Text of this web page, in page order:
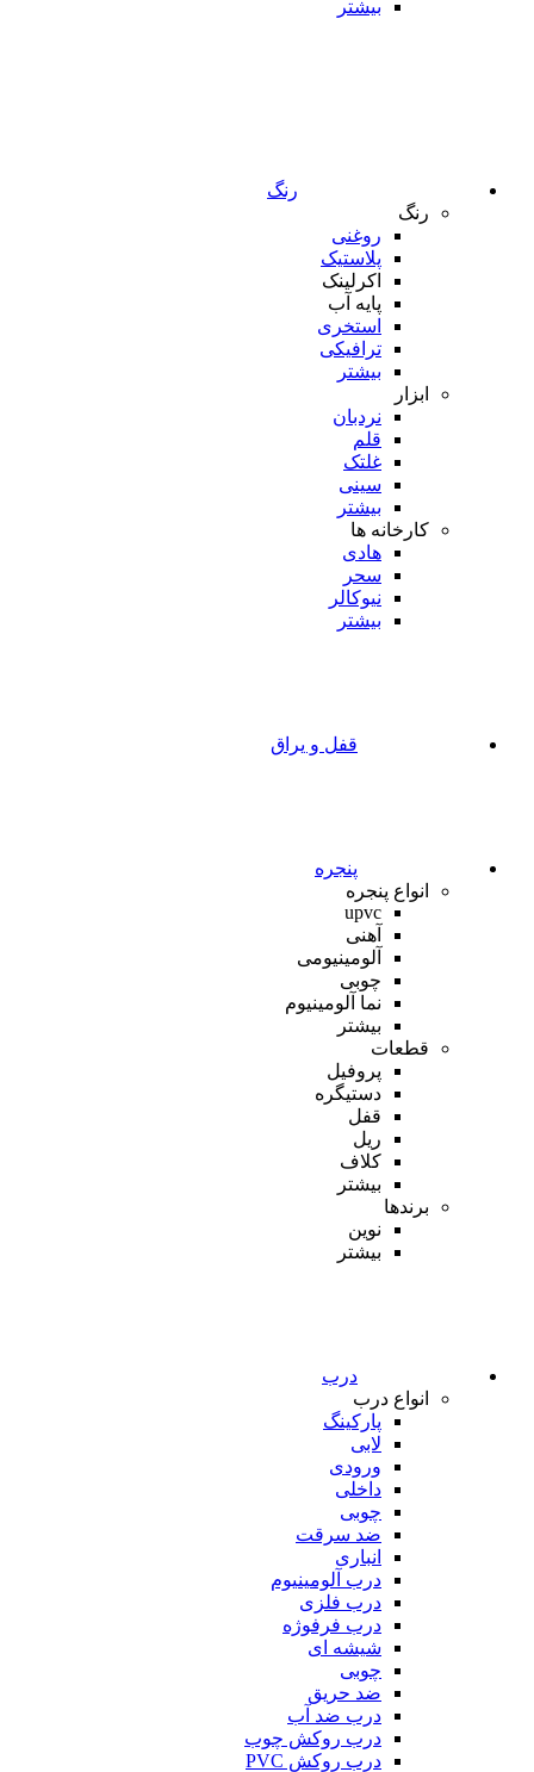
بیشتر
رنگ
رنگ
روغنی
پلاستیک
اکرلینک
پایه آب
استخری
ترافیکی
بیشتر
ابزار
نردبان
قلم
غلتک
سینی
بیشتر
کارخانه ها
هادی
سحر
نیوکالر
بیشتر
قفل و یراق
پنجره
انواع پنجره
upvc
آهنی
آلومینیومی
چوبی
نما آلومینیوم
بیشتر
قطعات
پروفیل
دستیگره
قفل
ریل
کلاف
بیشتر
برندها
نوین
بیشتر
درب
انواع درب
پارکینگ
لابی
ورودی
داخلی
چوبی
ضد سرقت
انباری
درب آلومینیوم
درب فلزی
درب فرفوژه
شیشه ای
چوبی
ضد حریق
درب ضد آب
درب روکش چوب
درب روکش PVC